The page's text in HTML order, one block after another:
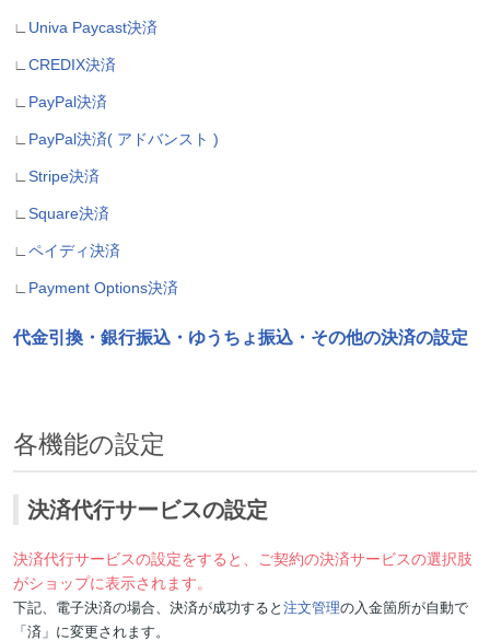
∟ Univa Paycast決済
∟ CREDIX決済
∟ PayPal決済
∟ PayPal決済( アドバンスト )
∟ Stripe決済
∟ Square決済
∟ ペイディ決済
∟ Payment Options決済
代金引換・銀行振込・ゆうちょ振込・その他の決済の設定
各機能の設定
決済代行サービスの設定
決済代行サービスの設定をすると、ご契約の決済サービスの選択肢
がショップに表示されます。
下記、電子決済の場合、決済が成功すると 注文管理の入金箇所が自動で
「済」に変更されます。